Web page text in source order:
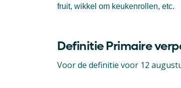
fruit, wikkel om keukenrollen, etc.
Definitie Primaire
Voor de definitie voor 12